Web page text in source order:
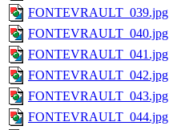
FONTEVRAULT_039.jpg
FONTEVRAULT_040.jpg
FONTEVRAULT_041.jpg
FONTEVRAULT_042.jpg
FONTEVRAULT_043.jpg
FONTEVRAULT_044.jpg